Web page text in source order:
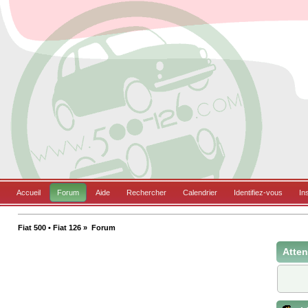
Accueil Forum Aide Rechercher Calendrier Identifiez-vous
Fiat 500 • Fiat 126 » Forum